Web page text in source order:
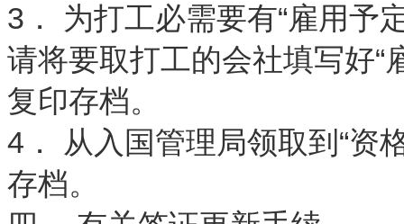
3． 为打工必需要有“雇用予
请将要取打工的会社填写好“
复印存档。
4． 从入国管理局领取到“资
存档。